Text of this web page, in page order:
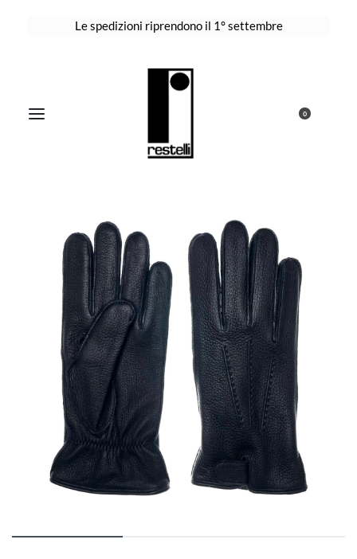
Le spedizioni riprendono il 1° settembre
0